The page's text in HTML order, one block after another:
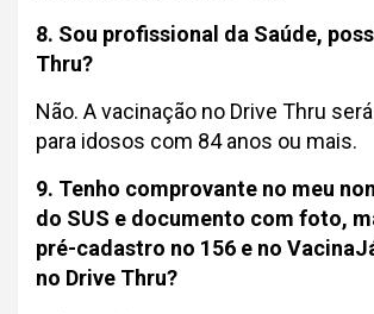
8. Sou profissional da Saúde,
Thru?
Não. A vacinação no Drive Thru
para idosos com 84 anos ou mais.
9. Tenho comprovante no meu
do SUS e documento com foto,
pré-cadastro no 156 e no
no Drive Thru?